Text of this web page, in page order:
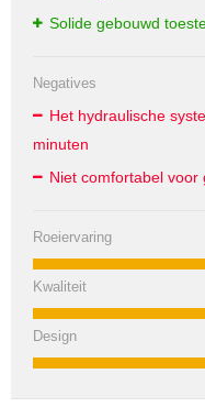
Solide gebouwd
Negatives
Het hydraulische
minuten
Niet comfortabel
Roeiervaring
Kwaliteit
Design